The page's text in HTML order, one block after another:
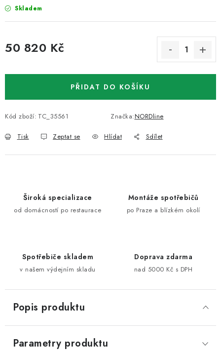
Skladem
50 820 Kč
PŘIDAT DO KOŠÍKU
Kód zboží: TC_35561 Značka:NORDline
Tisk Zeptat se Hlídat Sdílet
Široká specializace
od domácností po restaurace
Montáže spotřebičů
po Praze a blízkém okolí
Spotřebiče skladem
v našem výdejním skladu
Doprava zdarma
nad 5000 Kč s DPH
Popis produktu
Parametry produktu